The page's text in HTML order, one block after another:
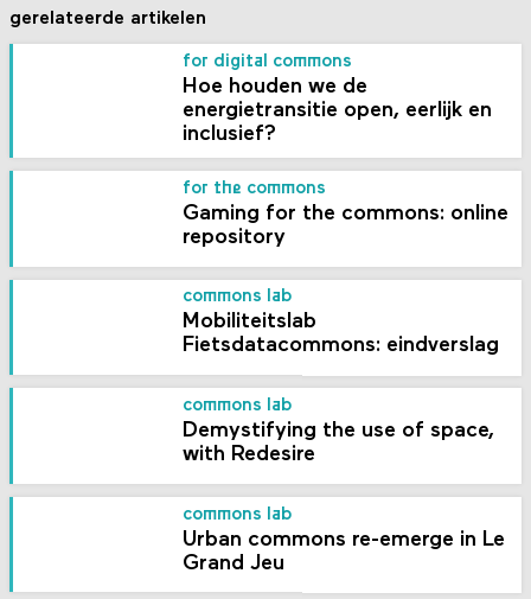
gerelateerde artikelen
for digital commons
Hoe houden we de
energietransitie open, eerlijk en
inclusief?
for the commons
Gaming for the commons: online
repository
commons lab
Mobiliteitslab
Fietsdatacommons: eindverslag
commons lab
Demystifying the use of space,
with Redesire
commons lab
Urban commons re-emerge in Le
Grand Jeu